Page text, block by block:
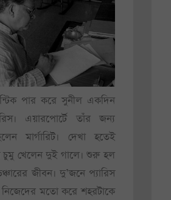
পার করে সুনীল একদিন
এয়ারপোর্টে তাঁর জন্য
মার্গারিট। দেখা হতেই
চুমু খেলেন দুই গালে। শুরু হল
জীবন। দু’জনে প্যারিস
নিজেদের মতো করে শহরটাকে